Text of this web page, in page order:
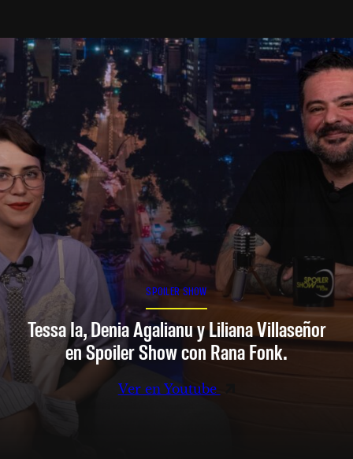
SPOILER SHOW
Tessa Ia, Denia Agalianu y Liliana Villaseñor
en Spoiler Show con Rana Fonk.
Ver en Youtube